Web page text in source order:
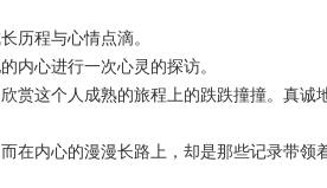
程与心情点滴。
心进行一次心灵的探访。
这个人成熟的旅程上的跌跌撞撞。真诚
内心的漫漫长路上，却是那些记录带领